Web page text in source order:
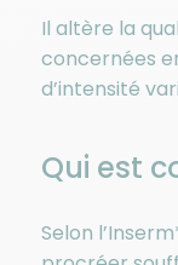
Il altère la
concernées
d’intensité
Qui est
Selon